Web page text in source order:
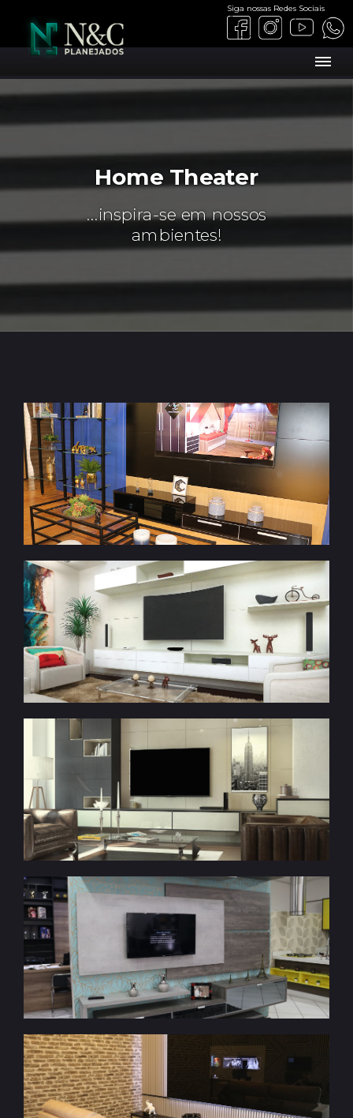
Siga nossas Redes Sociais
Home Theater
...inspira-se em nossos
ambientes!